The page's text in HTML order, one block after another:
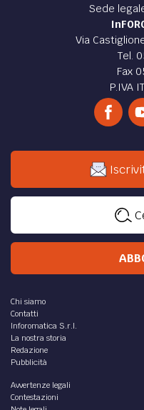
Sede
Via
Tel.
Fax
P.IVA
Chi siamo
Contatti
Inforomatica S.r.l.
La nostra storia
Redazione
Pubblicità
Avvertenze legali
Contestazioni